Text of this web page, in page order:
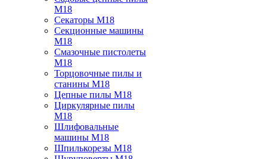
M18
Секаторы M18
Секционные машины
M18
Смазочные пистолеты
M18
Торцовочные пилы и
станины M18
Цепные пилы M18
Циркулярные пилы
M18
Шлифовальные
машины M18
Шпилькорезы M18